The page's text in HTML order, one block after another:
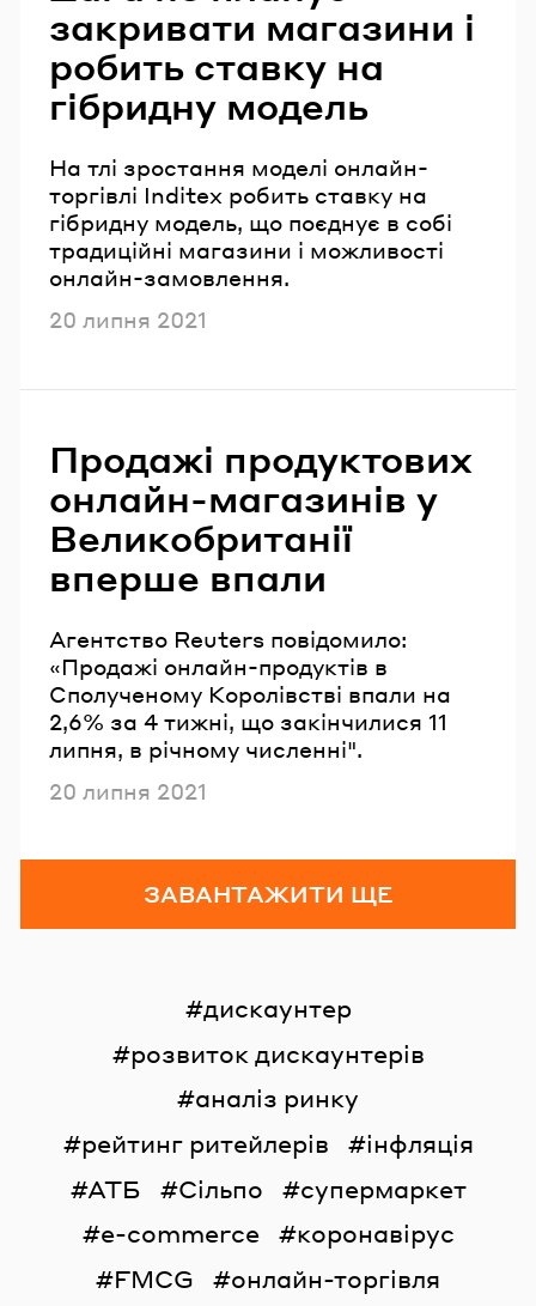
закривати магазини і
робить ставку на
гібридну модель
На тлі зростання моделі онлайн-
торгівлі Inditex робить ставку на
гібридну модель, що поєднує в собі
традиційні магазини і можливості
онлайн-замовлення.
Опубліковано
20 липня 2021
Продажі продуктових
онлайн-магазинів у
Великобританії
вперше впали
Агентство Reuters повідомило:
«Продажі онлайн-продуктів в
Сполученому Королівстві впали на
2,6% за 4 тижні, що закінчилися 11
липня, в річному численні".
Опубліковано
20 липня 2021
ЗАВАНТАЖИТИ ЩЕ
дискаунтер
розвиток дискаунтерів
аналіз ринку
рейтинг ритейлерів
інфляція
АТБ
Сільпо
супермаркет
e-commerce
коронавірус
FMCG
онлайн-торгівля